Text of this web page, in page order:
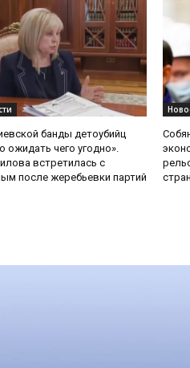
банды детоубийц
ожидать чего угодно».
встретилась с
после жеребьевки партий